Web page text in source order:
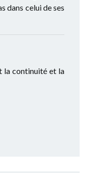
dans celui de ses
la continuité et la